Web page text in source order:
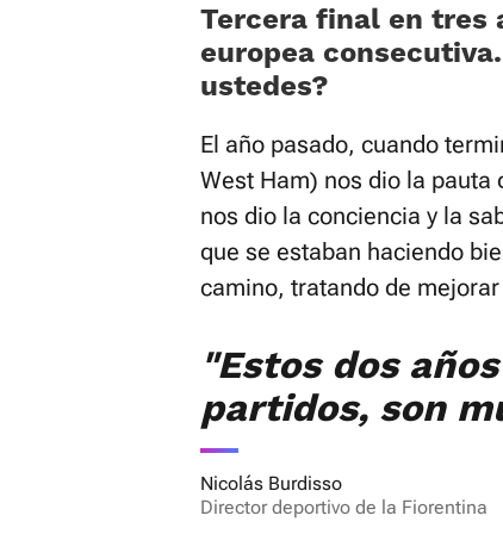
Tercera final en tres
europea
ustedes?
El año pasado, cuando
West Ham) nos dio la pauta
nos dio la conciencia y la
que se estaban haciendo
camino, tratando de
"Estos dos
partidos, son
Nicolás Burdisso
Director deportivo de la Fiorentina